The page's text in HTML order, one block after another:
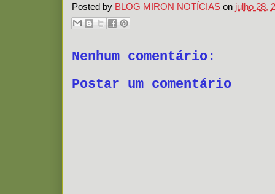
Posted by BLOG MIRON NOTÍCIAS on julho 28,
Nenhum comentário:
Postar um comentário